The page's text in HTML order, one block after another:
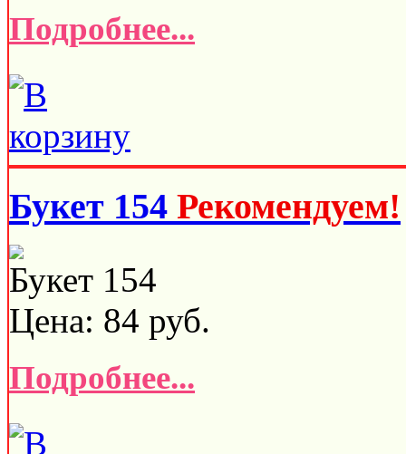
Подробнее...
Букет 154 Рекомендуем!
Букет 154
Цена: 84 руб.
Подробнее...